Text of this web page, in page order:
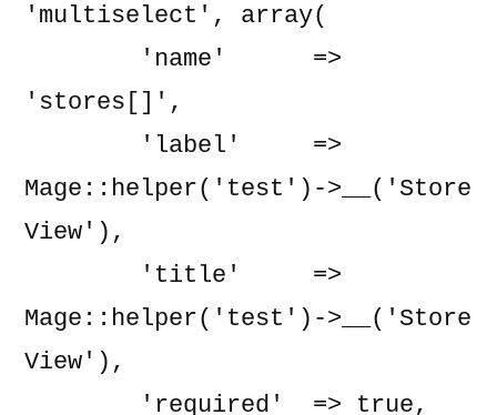
'multiselect', array(
'stores[]',
Mage::helper('test')->__('Store
View'),
Mage::helper('test')->__('Store
View'),